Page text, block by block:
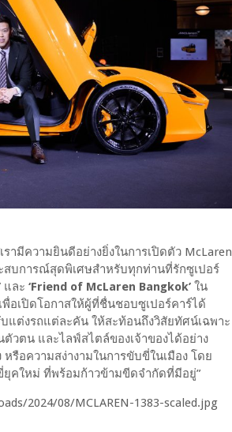
ามีความยินดีอย่างยิ่งในการเปิดตัว McLaren
สบการณ์สุดพิเศษสำหรับทุกท่านที่รักซูเปอร์
และ ‘Friend of McLaren Bangkok’ ใน
เพื่อเปิดโอกาสให้ผู้ที่ชื่นชอบซูเปอร์คาร์ได้
แต่งรถแต่ละคัน ให้สะท้อนถึงวิสัยทัศน์เฉพาะ
วตน และไลฟ์สไตล์ของเจ้าของได้อย่าง
รือความสง่างามในการขับขี่ในเมือง โดย
ยุคใหม่ ที่พร้อมก้าวข้ามขีดจำกัดที่มีอยู่”